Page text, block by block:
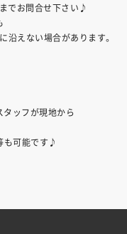
までお問合せ下さい♪
沿えない場合があります。
ッフが現地から
も可能です♪